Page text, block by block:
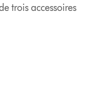
trois accessoires